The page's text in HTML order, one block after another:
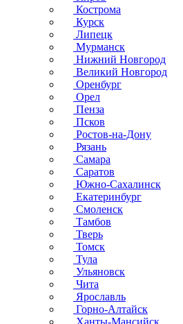
Кострома
Курск
Липецк
Мурманск
Нижний Новгород
Великий Новгород
Оренбург
Орел
Пенза
Псков
Ростов-на-Дону
Рязань
Самара
Саратов
Южно-Сахалинск
Екатеринбург
Смоленск
Тамбов
Тверь
Томск
Тула
Ульяновск
Чита
Ярославль
Горно-Алтайск
Ханты-Мансийск